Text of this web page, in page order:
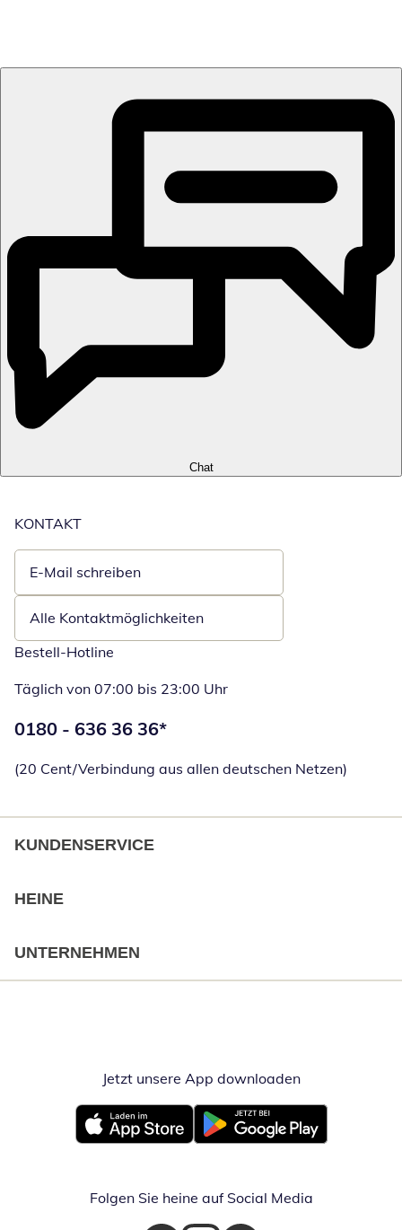
Chat
KONTAKT
E-Mail schreiben
Öffnet E-Mail-Client
Alle Kontaktmöglichkeiten
Bestell-Hotline
Täglich von 07:00 bis 23:00 Uhr
Telefonnummer:
0180 - 636 36 36*
(20 Cent/Verbindung aus allen deutschen Netzen)
KUNDENSERVICE
HEINE
UNTERNEHMEN
Jetzt unsere App downloadenÖffnet in
Öffnet in neuem FensterÖffnet in neuem Fenster
Folgen Sie heine auf Social Media